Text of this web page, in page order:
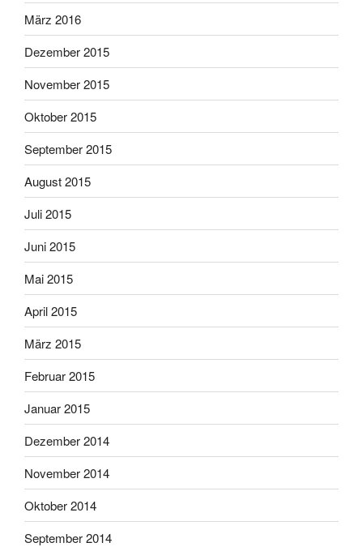
März 2016
Dezember 2015
November 2015
Oktober 2015
September 2015
August 2015
Juli 2015
Juni 2015
Mai 2015
April 2015
März 2015
Februar 2015
Januar 2015
Dezember 2014
November 2014
Oktober 2014
September 2014